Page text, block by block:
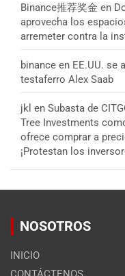
Binance推荐奖金 en
aprovecha los
arremeter contra la
binance en EE.UU. se
testaferro Alex Saab
jkl en Subasta de
Tree Investments
ofrece comprar a
¡Protestan los
NOSOTROS
INICIO